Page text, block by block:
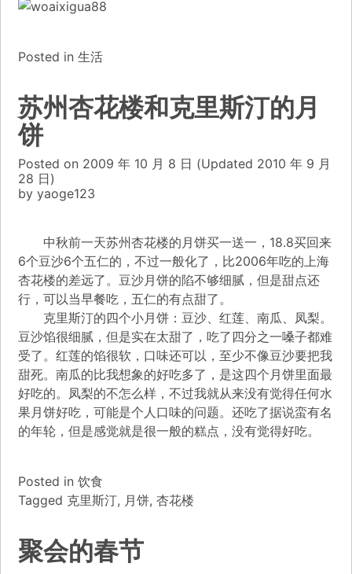
Posted in 生活
苏州杏花楼和克里斯汀的月
饼
Posted on 2009 年 10 月 8 日 (Updated 2010 年 9 月
28 日)
by yaoge123
中秋前一天苏州杏花楼的月饼买一送一，18.8买回来
6个豆沙6个五仁的，不过一般化了，比2006年吃的上海
杏花楼的差远了。豆沙月饼的陷不够细腻，但是甜点还
行，可以当早餐吃，五仁的有点甜了。
克里斯汀的四个小月饼：豆沙、红莲、南瓜、凤梨。
豆沙馅很细腻，但是实在太甜了，吃了四分之一嗓子都难
受了。红莲的馅很软，口味还可以，至少不像豆沙要把我
甜死。南瓜的比我想象的好吃多了，是这四个月饼里面最
好吃的。凤梨的不怎么样，不过我就从来没有觉得任何水
果月饼好吃，可能是个人口味的问题。还吃了据说蛮有名
的年轮，但是感觉就是很一般的糕点，没有觉得好吃。
Posted in 饮食
Tagged 克里斯汀, 月饼, 杏花楼
聚会的春节